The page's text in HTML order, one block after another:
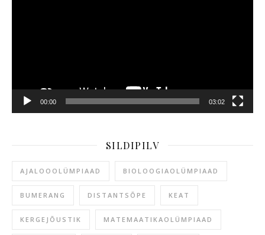
00:00 03:02
SILDIPILV
AJALOOOLÜMPIAAD BIOLOOGIAOLÜMPIAAD
BUMERANG DISTANTSÕPE KEAT
KERGEJÕUSTIK MATEMAATIKAOLÜMPIAAD